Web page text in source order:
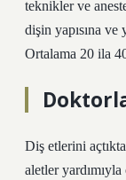
teknikler ve
dişin yapısına
Ortalama 20 ila
Diş etlerini
aletler yardımıyla